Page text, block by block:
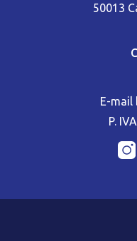
50013
E-mail
P.